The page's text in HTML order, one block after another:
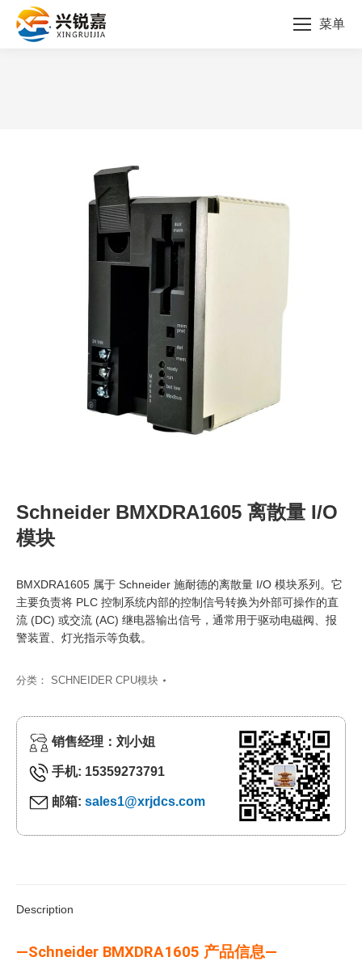
菜单
Schneider BMXDRA1605 离散量 I/O
模块
BMXDRA1605 属于 Schneider 施耐德的离散量 I/O 模块系列。它
主要负责将 PLC 控制系统内部的控制信号转换为外部可操作的直
流 (DC) 或交流 (AC) 继电器输出信号，通常用于驱动电磁阀、报
警装置、灯光指示等负载。
分类： SCHNEIDER CPU模块
销售经理：刘小姐
手机: 15359273791
邮箱: sales1@xrjdcs.com
Description
—Schneider BMXDRA1605 产品信息—